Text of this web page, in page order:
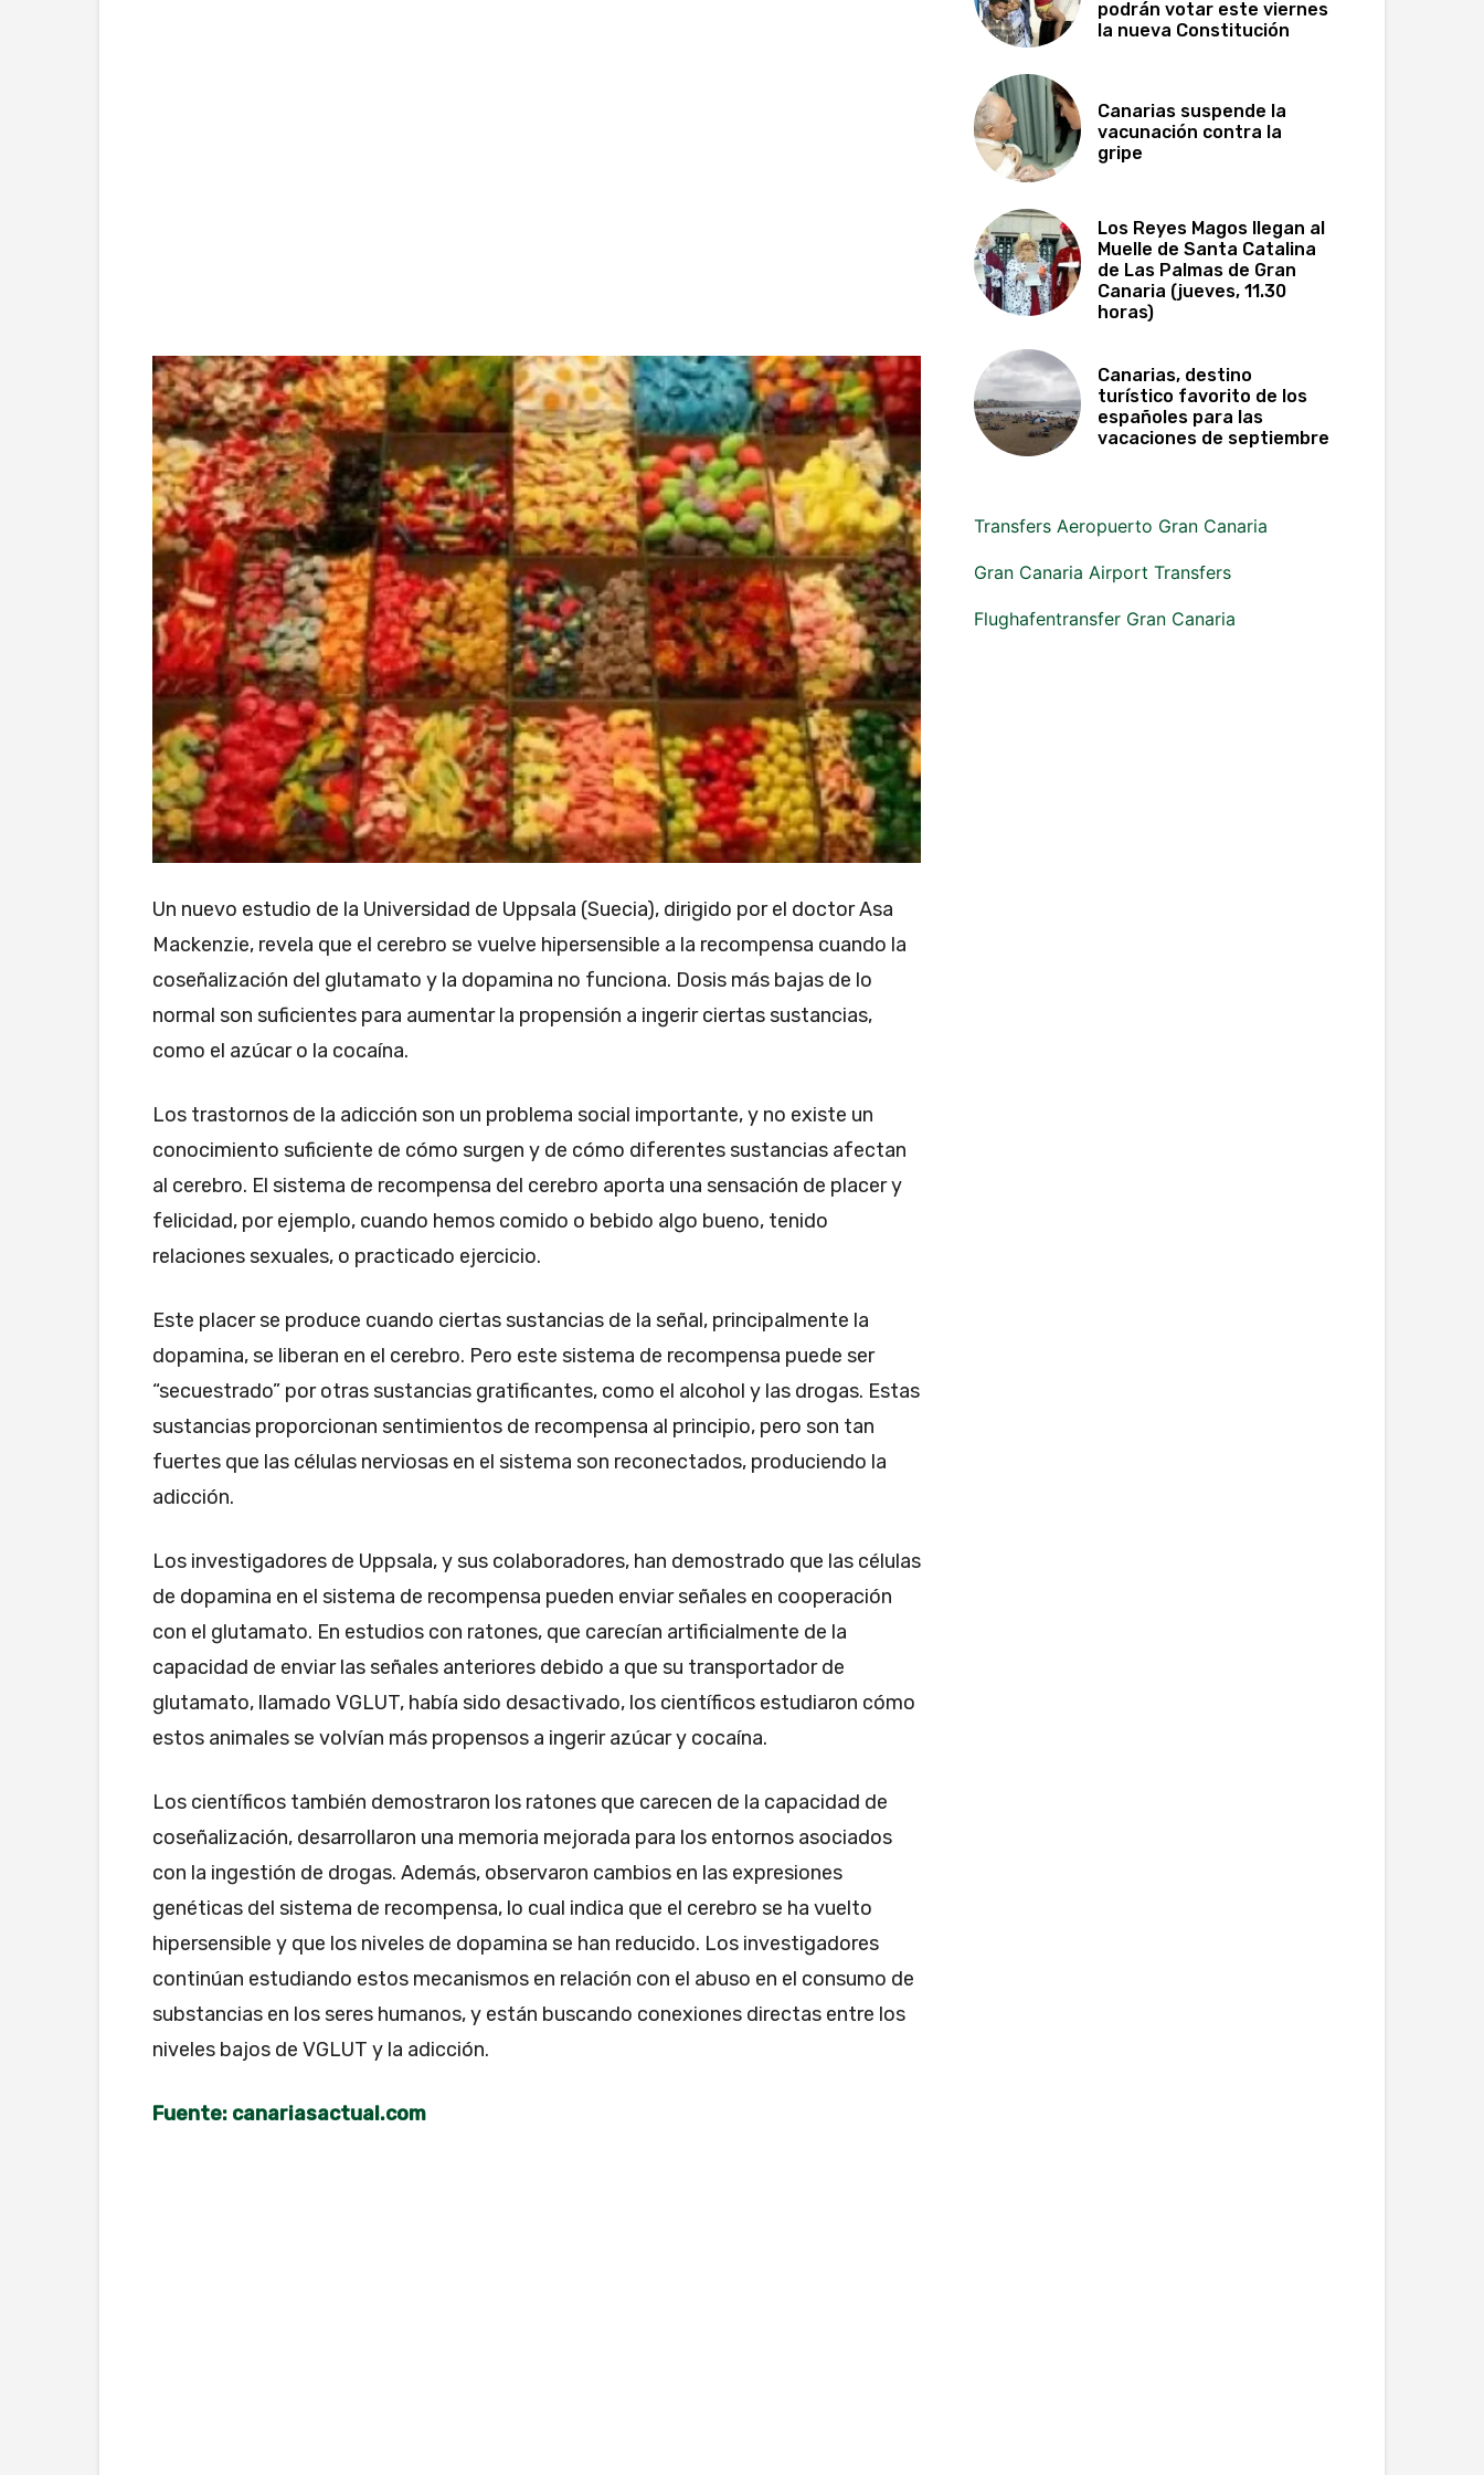
Un nuevo estudio de la Universidad de Uppsala (Suecia), dirigido por el doctor Asa
Mackenzie, revela que el cerebro se vuelve hipersensible a la recompensa cuando la
coseñalización del glutamato y la dopamina no funciona. Dosis más bajas de lo
normal son suficientes para aumentar la propensión a ingerir ciertas sustancias,
como el azúcar o la cocaína.
Los trastornos de la adicción son un problema social importante, y no existe un
conocimiento suficiente de cómo surgen y de cómo diferentes sustancias afectan
al cerebro. El sistema de recompensa del cerebro aporta una sensación de placer y
felicidad, por ejemplo, cuando hemos comido o bebido algo bueno, tenido
relaciones sexuales, o practicado ejercicio.
Este placer se produce cuando ciertas sustancias de la señal, principalmente la
dopamina, se liberan en el cerebro. Pero este sistema de recompensa puede ser
“secuestrado” por otras sustancias gratificantes, como el alcohol y las drogas. Estas
sustancias proporcionan sentimientos de recompensa al principio, pero son tan
fuertes que las células nerviosas en el sistema son reconectados, produciendo la
adicción.
Los investigadores de Uppsala, y sus colaboradores, han demostrado que las células
de dopamina en el sistema de recompensa pueden enviar señales en cooperación
con el glutamato. En estudios con ratones, que carecían artificialmente de la
capacidad de enviar las señales anteriores debido a que su transportador de
glutamato, llamado VGLUT, había sido desactivado, los científicos estudiaron cómo
estos animales se volvían más propensos a ingerir azúcar y cocaína.
Los científicos también demostraron los ratones que carecen de la capacidad de
coseñalización, desarrollaron una memoria mejorada para los entornos asociados
con la ingestión de drogas. Además, observaron cambios en las expresiones
genéticas del sistema de recompensa, lo cual indica que el cerebro se ha vuelto
hipersensible y que los niveles de dopamina se han reducido. Los investigadores
continúan estudiando estos mecanismos en relación con el abuso en el consumo de
substancias en los seres humanos, y están buscando conexiones directas entre los
niveles bajos de VGLUT y la adicción.
Fuente: canariasactual.com
podrán votar este viernes
la nueva Constitución
Canarias suspende la
vacunación contra la
gripe
Los Reyes Magos llegan al
Muelle de Santa Catalina
de Las Palmas de Gran
Canaria (jueves, 11.30
horas)
Canarias, destino
turístico favorito de los
españoles para las
vacaciones de septiembre
Transfers Aeropuerto Gran Canaria
Gran Canaria Airport Transfers
Flughafentransfer Gran Canaria